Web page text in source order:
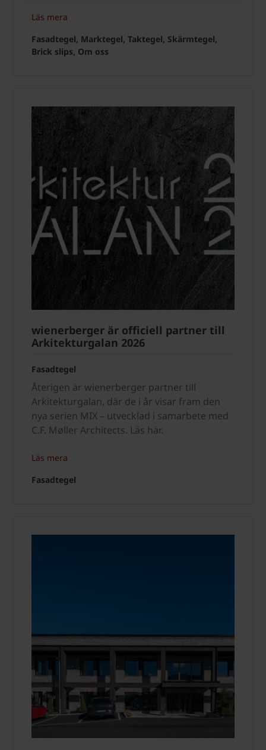
Läs mera
Fasadtegel, Marktegel, Taktegel, Skärmtegel,
Brick slips, Om oss
wienerberger är officiell partner till
Arkitekturgalan 2026
Fasadtegel
Återigen är wienerberger partner till
Arkitekturgalan, där de i år visar fram den
nya serien MIX – utvecklad i samarbete med
C.F. Møller Architects. Läs här.
Läs mera
Fasadtegel